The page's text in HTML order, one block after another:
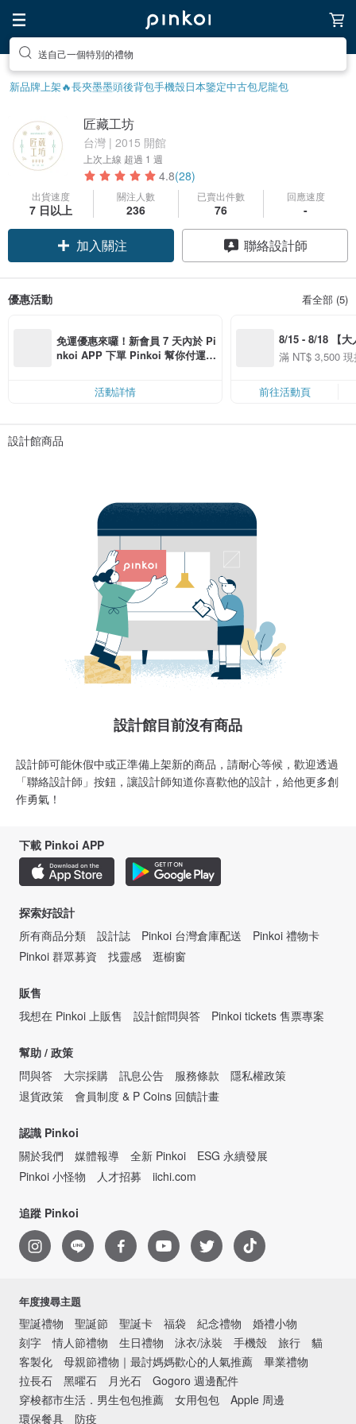
送自己一個特別的禮物
新品牌上架🔥長夾墨墨頭後背包手機殼日本鑒定中古包尼龍包
匠藏工坊
台灣 | 2015 開館
上次上線 超過 1 週
4.8(28)
出貨速度
7 日以上
關注人數
236
已賣出件數
76
回應速度
-
領優惠券
加入關注
聯絡設計師
優惠活動 看全部 (5)
免運優惠來囉！新會員 7 天內於 Pi
nkoi APP 下單 Pinkoi 幫你付運
活動詳情
8/15 - 8/18 【大
季】滿
50
滿 NT$ 3,500
前往活動頁
設計館商品
設計館目前沒有商品
設計師可能休假中或正準備上架新的商品，請耐心等候，歡迎透過
「聯絡設計師」按鈕，讓設計師知道你喜歡他的設計，給他更多創
作勇氣！
下載 Pinkoi APP
探索好設計
所有商品分類
設計誌 Pinkoi 台灣倉庫配送
Pinkoi 禮物卡
Pinkoi 群眾募資
找靈感 逛櫥窗
販售
我想在 Pinkoi 上販售
設計館問與答 Pinkoi tickets 售票專案
幫助 / 政策
問與答
大宗採購 訊息公告 服務條款
隱私權政策
退貨政策
會員制度 & P Coins 回饋計畫
認識 Pinkoi
關於我們
媒體報導 全新 Pinkoi
ESG 永續發展
Pinkoi 小怪物
人才招募 iichi.com
追蹤 Pinkoi
年度搜尋主題
聖誕禮物 聖誕節 聖誕卡 福袋 紀念禮物
婚禮小物
刻字
情人節禮物 生日禮物 泳衣/泳裝 手機殼 旅行
貓
客製化
母親節禮物｜最討媽媽歡心的人氣推薦
畢業禮物
拉長石
黑曜石 月光石
Gogoro 週邊配件
穿梭都市生活．男生包包推薦
女用包包
Apple 周邊
環保餐具
防疫